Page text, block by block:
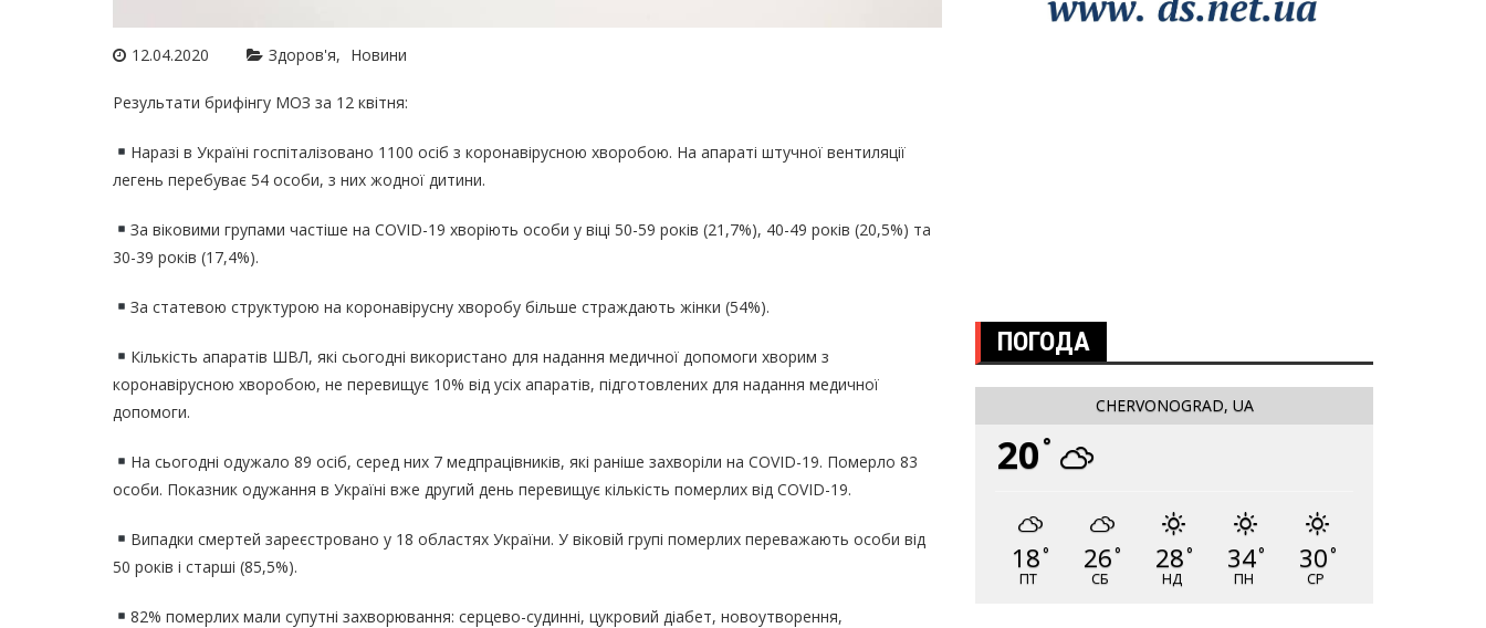
12.04.2020 Здоров'я Новини
Результати брифінгу МОЗ за 12 квітня:
Наразі в Україні госпіталізовано 1100 осіб з коронавірусною хворобою. На апараті штучної вентиляції
легень перебуває 54 особи, з них жодної дитини.
За віковими групами частіше на COVID-19 хворіють особи у віці 50-59 років (21,7%), 40-49 років (20,5%) та
30-39 років (17,4%).
За статевою структурою на коронавірусну хворобу більше страждають жінки (54%).
Кількість апаратів ШВЛ, які сьогодні використано для надання медичної допомоги хворим з
коронавірусною хворобою, не перевищує 10% від усіх апаратів, підготовлених для надання медичної
допомоги.
На сьогодні одужало 89 осіб, серед них 7 медпрацівників, які раніше захворіли на COVID-19. Померло 83
особи. Показник одужання в Україні вже другий день перевищує кількість померлих від COVID-19.
Випадки смертей зареєстровано у 18 областях України. У віковій групі померлих переважають особи від
50 років і старші (85,5%).
82% померлих мали супутні захворювання: серцево-судинні, цукровий діабет, новоутворення,
ПОГОДА
CHERVONOGRAD, UA
20 °
18°
ПТ
26°
СБ
28°
НД
34°
ПН
30°
СР